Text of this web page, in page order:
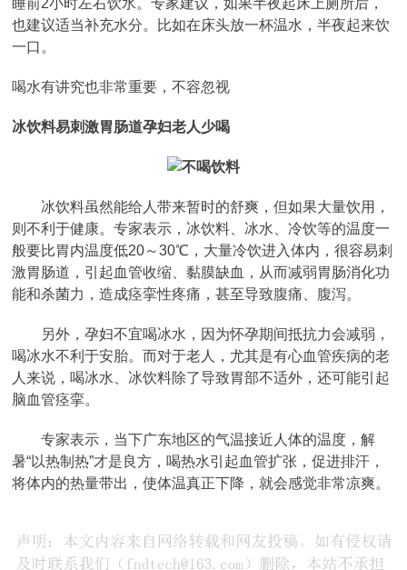
睡前2小时左右饮水。专家建议，如果半夜起床上厕所后，
也建议适当补充水分。比如在床头放一杯温水，半夜起来饮
一口。
喝水有讲究也非常重要，不容忽视
冰饮料易刺激胃肠道孕妇老人少喝
冰饮料虽然能给人带来暂时的舒爽，但如果大量饮用，
则不利于健康。专家表示，冰饮料、冰水、冷饮等的温度一
般要比胃内温度低20～30℃，大量冷饮进入体内，很容易刺
激胃肠道，引起血管收缩、黏膜缺血，从而减弱胃肠消化功
能和杀菌力，造成痉挛性疼痛，甚至导致腹痛、腹泻。
另外，孕妇不宜喝冰水，因为怀孕期间抵抗力会减弱，
喝冰水不利于安胎。而对于老人，尤其是有心血管疾病的老
人来说，喝冰水、冰饮料除了导致胃部不适外，还可能引起
脑血管痉挛。
专家表示，当下广东地区的气温接近人体的温度，解
暑“以热制热”才是良方，喝热水引起血管扩张，促进排汗，
将体内的热量带出，使体温真正下降，就会感觉非常凉爽。